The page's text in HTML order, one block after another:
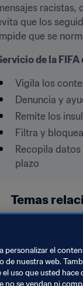
racistas,
que los
que se
de la
Vigila los
Denuncia y
Remite los
Filtra y
Recopila
plazo
Temas
personalizar el
de nuestra web.
uso que usted
no se vendan ni